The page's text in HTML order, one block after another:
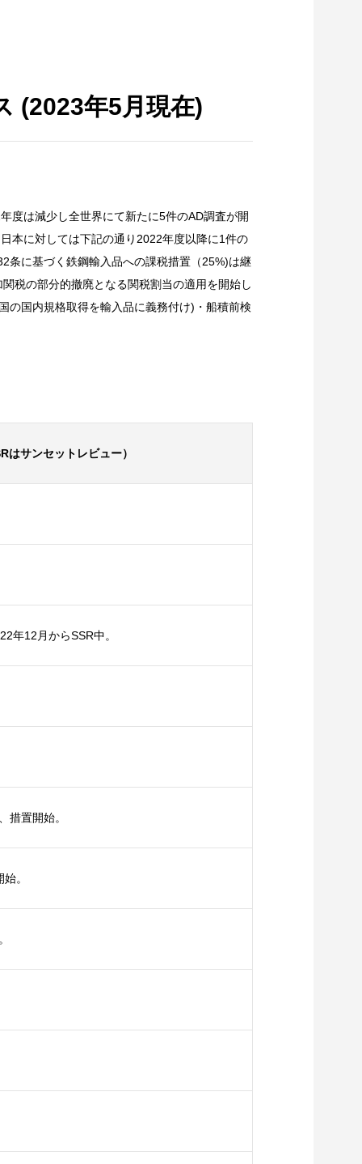
(2023年5月現在)
度は減少し全世界にて新たに5件のAD調査が開
本に対しては下記の通り2022年度以降に1件の
条に基づく鉄鋼輸入品への課税措置（25%)は継
税の部分的撤廃となる関税割当の適用を開始し
の国内規格取得を輸入品に義務付け)・船積前検
はサンセットレビュー）
年12月からSSR中。
措置開始。
。